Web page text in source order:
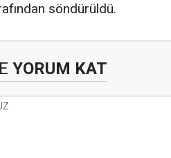
söndürüldü.
YORUM KAT